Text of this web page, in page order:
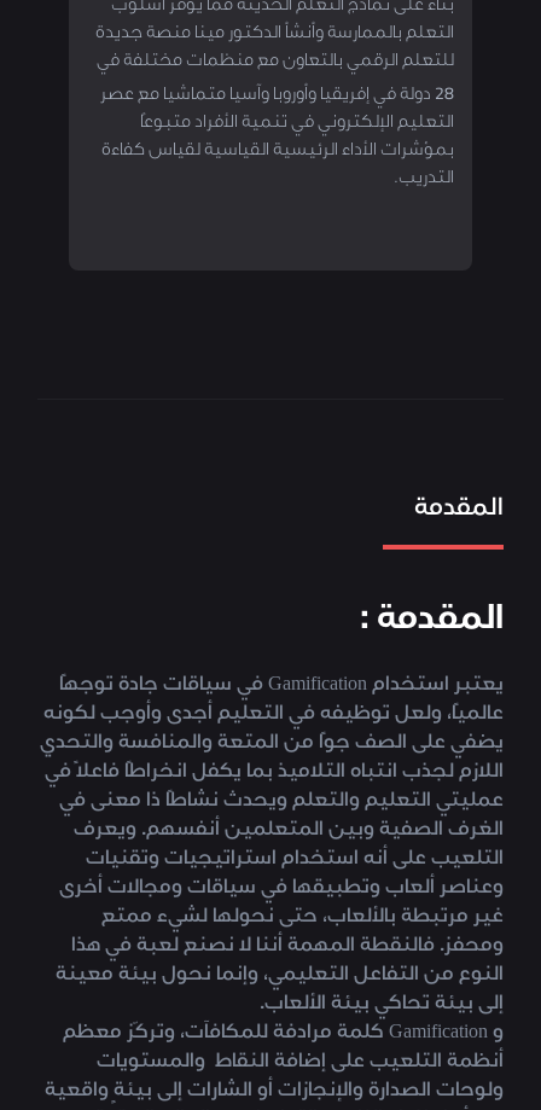
بناءً على نماذج التعلم الحديثة مما يوفر أسلوب
التعلم بالممارسة وأنشأ الدكتور مينا منصة جديدة
للتعلم الرقمي بالتعاون مع منظمات مختلفة في
28 دولة في إفريقيا وأوروبا وآسيا متماشيا مع عصر
التعليم الإلكتروني في تنمية الأفراد متبوعًا
بمؤشرات الأداء الرئيسية القياسية لقياس كفاءة
التدريب.
المقدمة
المقدمة :
يعتبر استخدام Gamification في سياقات جادة توجهًا
عالميًا، ولعل توظيفه في التعليم أجدى وأوجب لكونه
يضفي على الصف جوًا من المتعة والمنافسة والتحدي
اللازم لجذب انتباه التلاميذ بما يكفل انخراطًا فاعلاً في
عمليتي التعليم والتعلم ويحدث نشاطًا ذا معنى في
الغرف الصفية وبين المتعلمين أنفسهم. ويعرف
التلعيب على أنه استخدام استراتيجيات وتقنيات
وعناصر ألعاب وتطبيقها في سياقات ومجالات أخرى
غير مرتبطة بالألعاب، حتى نحولها لشيء ممتع
ومحفز. فالنقطة المهمة أننا لا نصنع لعبة في هذا
النوع من التفاعل التعليمي، وإنما نحول بيئة معينة
إلى بيئة تحاكي بيئة الألعاب.
و Gamification كلمة مرادفة للمكافآت، وتركّز معظم
أنظمة التلعيب على إضافة النقاط والمستويات
ولوحات الصدارة والإنجازات أو الشارات إلى بيئةٍ واقعية